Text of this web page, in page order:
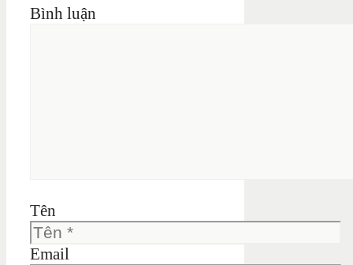
Bình luận
Tên
Email